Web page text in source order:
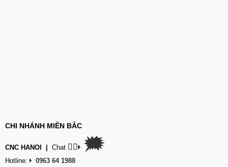
CHI NHÁNH MIỀN BẮC
CNC HANOI Chat 👉🏽 🗯
Hotline:
0963 64 1988